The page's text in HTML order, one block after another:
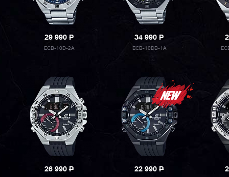
29 990P
ECB-10D-2A
34 990P
ECB-10DB-1A
26 990P 22 990P